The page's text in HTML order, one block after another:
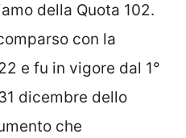
della Quota 102.
con la
e fu in vigore dal 1°
dicembre dello
che